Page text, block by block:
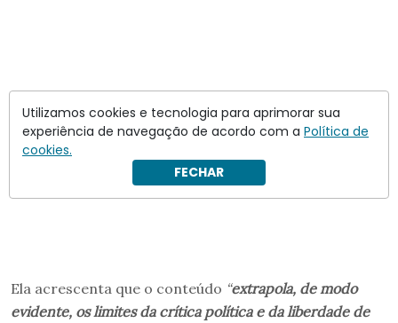
Ela acrescenta que o conteúdo “extrapola, de modo
evidente, os limites da crítica política e da liberdade de
Utilizamos cookies e tecnologia para aprimorar sua
experiência de navegação de acordo com a Política de
cookies.
FECHAR